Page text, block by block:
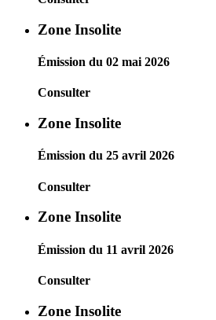
Zone Insolite
Émission du 02 mai 2026
Consulter
Zone Insolite
Émission du 25 avril 2026
Consulter
Zone Insolite
Émission du 11 avril 2026
Consulter
Zone Insolite